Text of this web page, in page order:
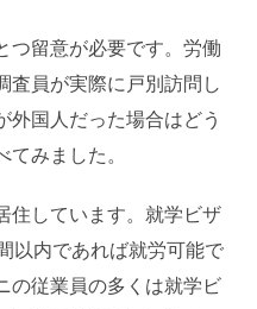
つ留意が必要です。労働
査員が実際に戸別訪問し
外国人だった場合はどう
てみました。
住しています。就学ビザ
以内であれば就労可能で
の従業員の多くは就学ビ